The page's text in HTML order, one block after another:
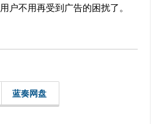
户不用再受到广告的困扰了。
蓝奏网盘